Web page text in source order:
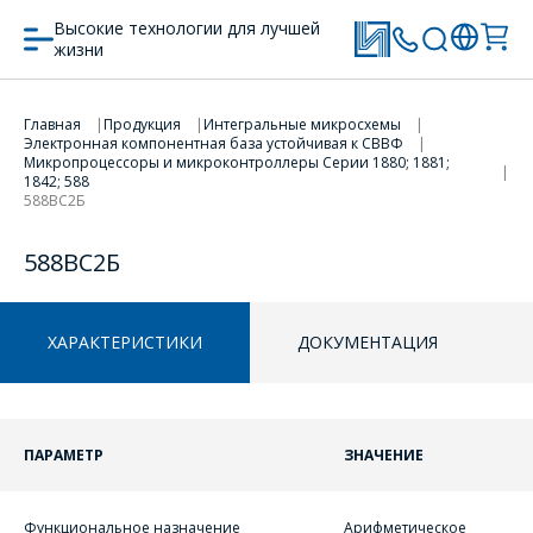
Высокие технологии для лучшей
жизни
Главная Продукция
Интегральные микросхемы
Электронная компонентная база устойчивая к СВВФ
Микропроцессоры и микроконтроллеры Серии 1880; 1881;
1842; 588
588ВС2Б
588ВС2Б
ХАРАКТЕРИСТИКИ ДОКУМЕНТАЦИЯ
ПАРАМЕТР ЗНАЧЕНИЕ
Функциональное назначение
Арифметическое
ПЕРЕЙТИ В КОРЗИНУ
ПРОДОЛЖИТЬ ПОКУПКИ
ПЕРЕЙТИ В КОРЗИНУ
ПРОДОЛЖИТЬ ПОКУПКИ